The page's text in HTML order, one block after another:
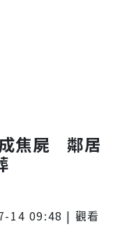
焦屍 鄰居
14 09:48 | 觀看